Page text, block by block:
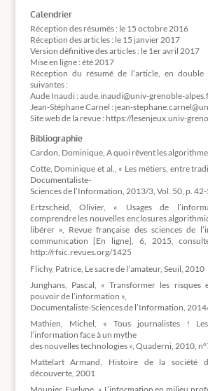
Calendrier
Réception des résumés : le 15 octobre 2016
Réception des articles : le 15 janvier 2017
Version définitive des articles : le 1er avril 2017
Mise en ligne : été 2017
Réception du résumé de l’article, en double
suivantes :
Aude Inaudi : aude.inaudi@univ-grenoble-
Jean-Stéphane Carnel : jean-
Site web de la revue : https://lesenjeux.univ-
Bibliographie
Cardon, Dominique, A quoi rêvent les
Cotte, Dominique et al., « Les métiers, entre
Documentaliste-
Sciences de l’Information, 2013/3, Vol. 50, p.
Ertzscheid, Olivier, « Usages de
comprendre les nouvelles enclosures
libérer », Revue française des sciences de
communication [En ligne], 6, 2015,
http://rfsic.revues.org/1425
Flichy, Patrice, Le sacre de l’amateur, Seuil, 2010
Junghans, Pascal, « Transformer les
pouvoir de l’information »,
Documentaliste-Sciences de l’Information,
Mathien, Michel, « Tous journalistes !
l’information face à un mythe
des nouvelles technologies », Quaderni, 2010,
Mattelart Armand, Histoire de la société
découverte, 2001